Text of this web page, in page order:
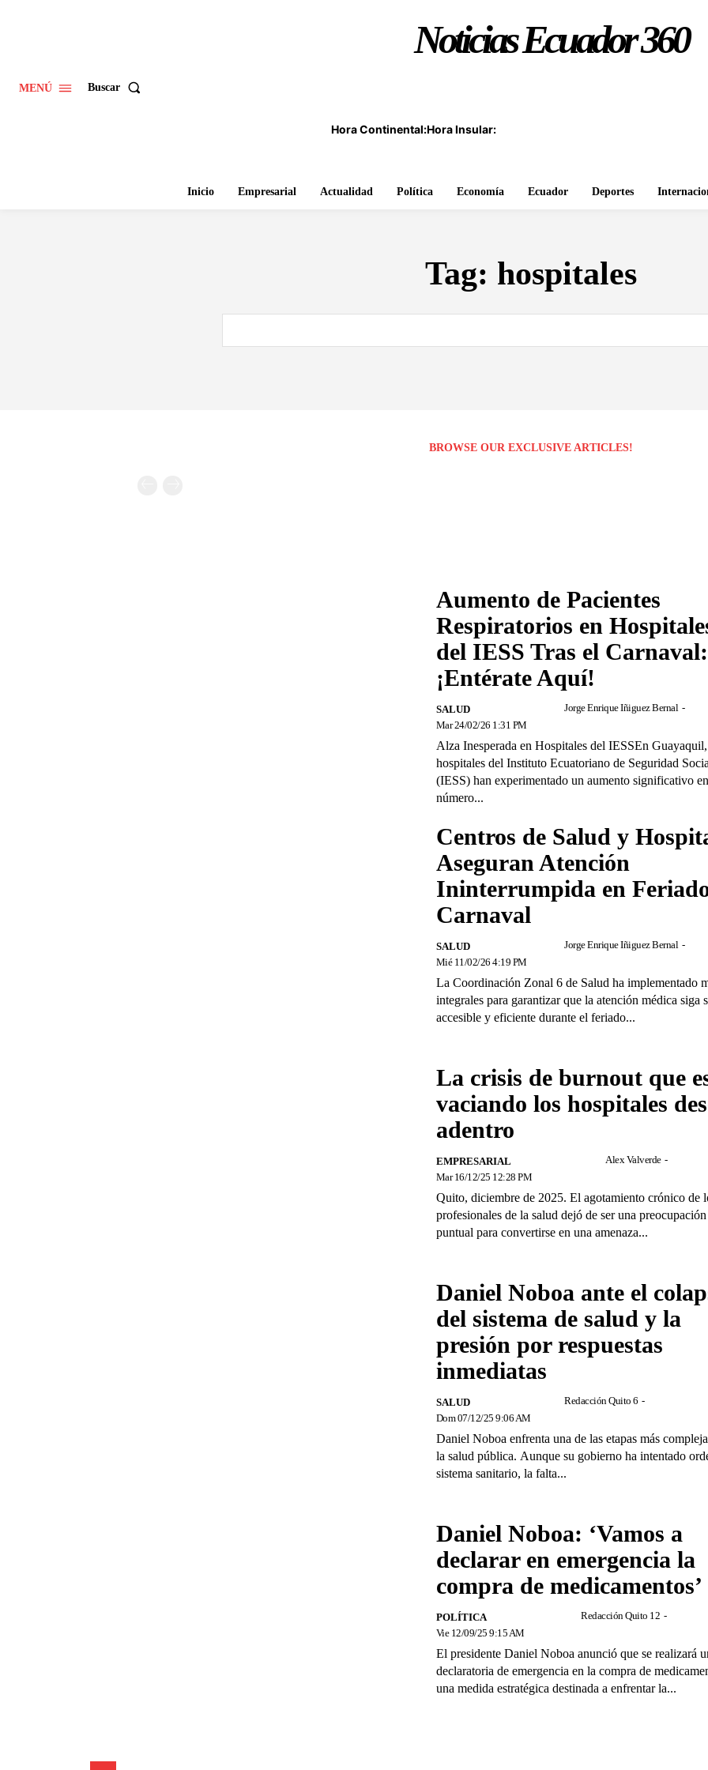
MENÚ Buscar
Noticias Ecuador 360
Hora Continental:Hora Insular:
Inicio Empresarial Actualidad Política Economía Ecuador Deportes
Tag: hospitales
BROWSE OUR EXCLUSIVE ARTICLES!
Aumento de Pacientes
Respiratorios en
del IESS Tras el Carnaval:
¡Entérate Aquí!
SALUD Jorge Enrique Iñiguez Bernal -
Mar 24/02/26 1:31 PM
Alza Inesperada en Hospitales del IESSEn
hospitales del Instituto Ecuatoriano de Seguridad
(IESS) han experimentado un aumento significativo
número...
Centros de Salud y
Aseguran Atención
Ininterrumpida en
Carnaval
SALUD Jorge Enrique Iñiguez Bernal -
Mié 11/02/26 4:19 PM
La Coordinación Zonal 6 de Salud ha implementado
integrales para garantizar que la atención médica siga
accesible y eficiente durante el feriado...
La crisis de burnout que
vaciando los hospitales
adentro
EMPRESARIAL Alex Valverde -
Mar 16/12/25 12:28 PM
Quito, diciembre de 2025. El agotamiento crónico de
profesionales de la salud dejó de ser una preocupación
puntual para convertirse en una amenaza...
Daniel Noboa ante el
del sistema de salud y la
presión por respuestas
inmediatas
SALUD Redacción Quito 6 -
Dom 07/12/25 9:06 AM
Daniel Noboa enfrenta una de las etapas más
la salud pública. Aunque su gobierno ha intentado
sistema sanitario, la falta...
Daniel Noboa: ‘Vamos a
declarar en emergencia la
compra de medicamentos’
POLÍTICA Redacción Quito 12 -
Vie 12/09/25 9:15 AM
El presidente Daniel Noboa anunció que se realizará
declaratoria de emergencia en la compra de
una medida estratégica destinada a enfrentar la...